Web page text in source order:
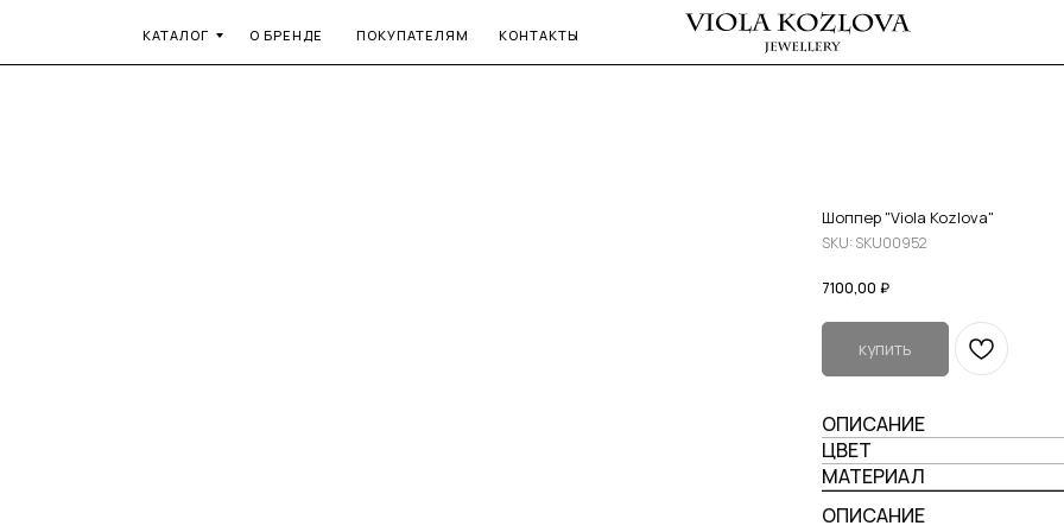
КАТАЛОГ О БРЕНДЕ ПОКУПАТЕЛЯМ КОНТАКТЫ
Шоппер "Viola Kozlova"
SKU: SKU00952
7100,00 ₽
купить
ОПИСАНИЕ
ЦВЕТ
МАТЕРИАЛ
ОПИСАНИЕ